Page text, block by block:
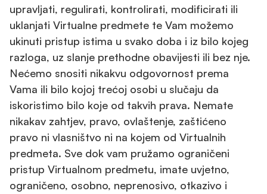
upravljati, regulirati, kontrolirati, modificirati ili
uklanjati Virtualne predmete te Vam možemo
ukinuti pristup istima u svako doba i iz bilo kojeg
razloga, uz slanje prethodne obavijesti ili bez nje.
Nećemo snositi nikakvu odgovornost prema
Vama ili bilo kojoj trećoj osobi u slučaju da
iskoristimo bilo koje od takvih prava. Nemate
nikakav zahtjev, pravo, ovlaštenje, zaštićeno
pravo ni vlasništvo ni na kojem od Virtualnih
predmeta. Sve dok vam pružamo ograničeni
pristup Virtualnom predmetu, imate uvjetno,
ograničeno, osobno, neprenosivo, otkazivo i